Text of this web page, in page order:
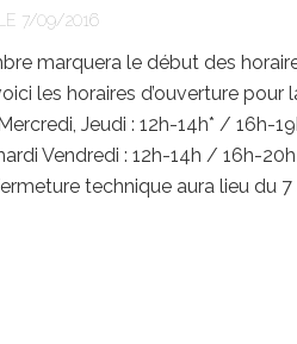
7/09/2016
marquera le début des
les horaires d’ouverture pour
Jeudi : 12h-14h* / 16h-
Vendredi : 12h-14h / 16h-
technique aura lieu du 7